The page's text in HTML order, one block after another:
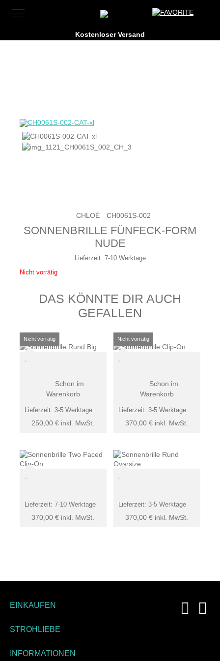
CH0061S-002
CHLOÉ
SONNENBRILLE FÜNFECK-FORM
NUDE
Lieferzeit: 7-10 Werktage
Nicht vorrätig
DAS KÖNNTE DIR AUCH
GEFALLEN
250,00 € inkl. MwSt.
Lieferzeit: 3-5 Werktage
Schon im
Warenkorb
370,00€ inkl. MwSt.
Lieferzeit:3-5 Werktage
Schon im
Warenkorb
370,00 € inkl. MwSt.
Lieferzeit: 7-10 Werktage
370,00€ inkl. MwSt.
Lieferzeit:3-5 Werktage
EINKAUFEN
STROHLIEBE
INFORMATIONEN